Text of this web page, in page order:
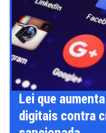
Flávio
Gaspar, relator
Previ
ous